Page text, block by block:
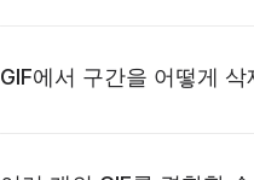
GIF에서 구간을 어떻게